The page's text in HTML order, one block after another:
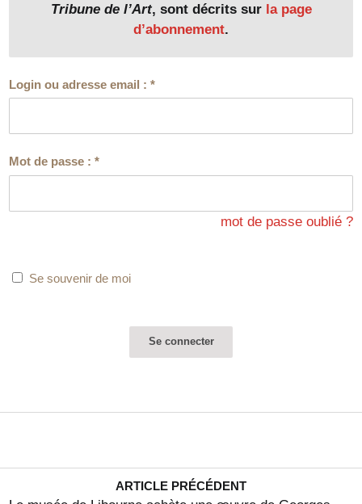
début des années 1960 - au musée du Prado assoit
cette évolution des collections. Onze nouvelles œuvres
début du XXe siècle et combler certaines lacunes de
neuf artistes représentés six figuraient dans l’annexe de
Anglada-Camarasa, Joaquin Mír, Eduardo Chicharro et
dans les collections tandis que Dario de Regoyos les
Tribune de l’Art, sont décrits sur la page
d’abonnement.
Login ou adresse email :*
Mot de passe :*
mot de passe oublié ?
Se souvenir de moi
ARTICLE PRÉCÉDENT